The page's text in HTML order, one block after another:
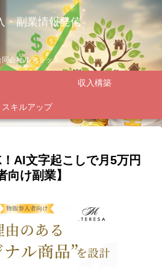
・副業情報発信
同会社ルテミック
収入構築
スキルアップ
AI文字起こしで月5万円
向け副業】